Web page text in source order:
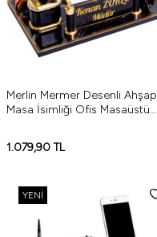
Merlin Mermer Desenli Ahşap
Masa İsimliği Ofis Masaüstü
1.079,90 TL
YENI